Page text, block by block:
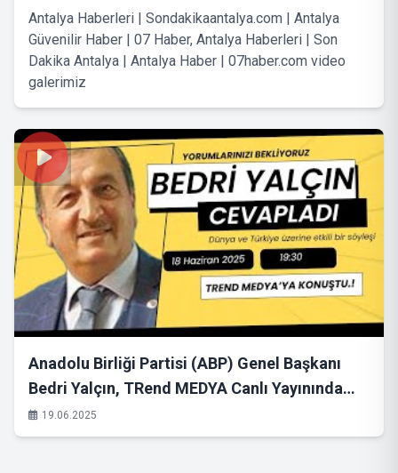
Antalya Haberleri | Sondakikaantalya.com | Antalya
Güvenilir Haber | 07 Haber, Antalya Haberleri | Son
Dakika Antalya | Antalya Haber | 07haber.com video
galerimiz
Anadolu Birliği Partisi (ABP) Genel Başkanı
Bedri Yalçın, TRend MEDYA Canlı Yayınında
Konuştu
19.06.2025